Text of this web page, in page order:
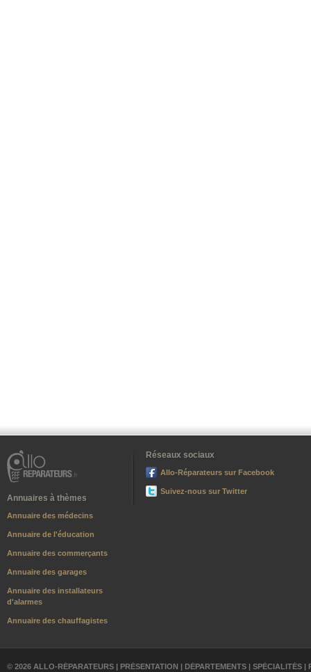
Annuaires à thèmes
Annuaire des médecins
Annuaire de l'éducation
Annuaire des commerçants
Annuaire des garages
Annuaire des installateurs
d'alarmes
Annuaire des chauffagistes
Réseaux sociaux
Allo-Réparateurs sur Facebook
Suivez-nous sur Twitter
© 2026 ALLO-RÉPARATEURS | PRÉSENTATION | DÉPARTEMENTS | SPÉCIALITÉS |